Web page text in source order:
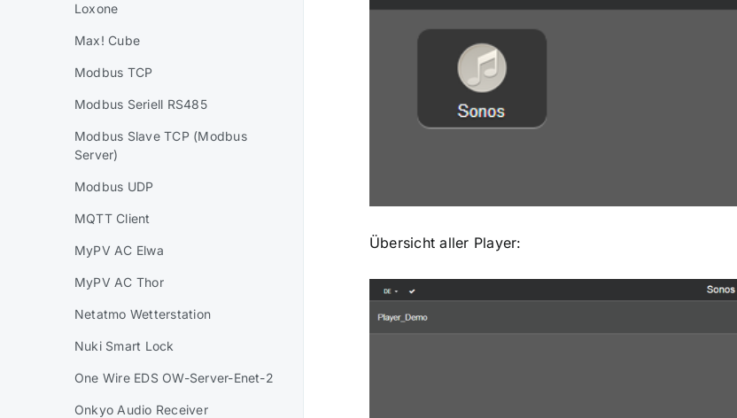
Loxone
Max! Cube
Modbus TCP
Modbus Seriell RS485
Modbus Slave TCP (Modbus
Server)
Modbus UDP
MQTT Client
MyPV AC Elwa
MyPV AC Thor
Netatmo Wetterstation
Nuki Smart Lock
One Wire EDS OW-Server-Enet-2
Onkyo Audio Receiver
Übersicht aller Player: